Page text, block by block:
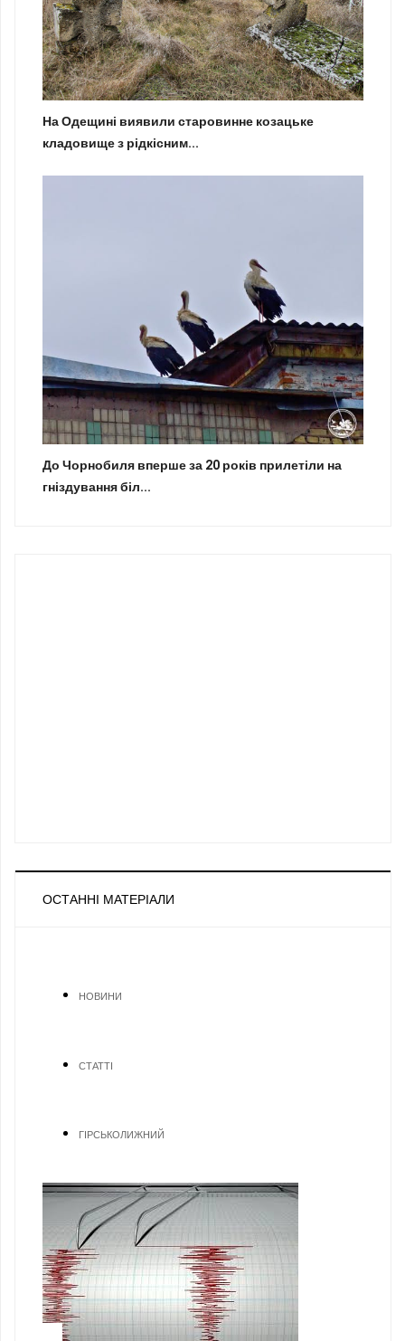
На Одещині виявили старовинне козацьке
кладовище з рідкісним...
До Чорнобиля вперше за 20 років прилетіли на
гніздування біл...
ОСТАННІ МАТЕРІАЛИ
НОВИНИ
СТАТТІ
ГІРСЬКОЛИЖНИЙ